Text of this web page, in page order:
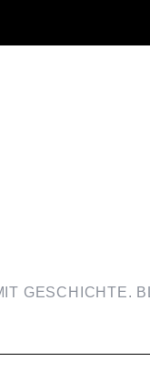
GESCHICHTE.